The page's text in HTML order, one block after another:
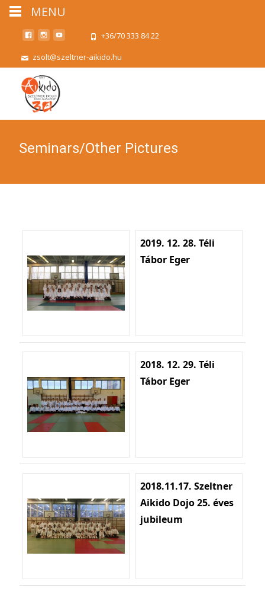
+36/70 333 84 22
zsolt@szeltner-aikido.hu
Seminars/Other Pictures
2019. 12. 28. Téli
Tábor Eger
2018. 12. 29. Téli
Tábor Eger
2018.11.17. Szeltner
Aikido Dojo 25. éves
jubileum
MENU